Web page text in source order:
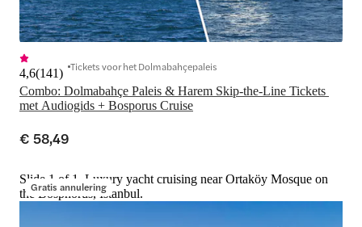
Combo: Dolmabahçe Paleis & Harem Skip-the-Line Tickets
met Audiogids + Bosporus Cruise
4,6(141) Tickets voor het Dolmabahçepaleis
€ 58,49
Gratis annulering
Slide 1 of 1, Luxury yacht cruising near Ortaköy Mosque on
the Bosphorus, Istanbul.